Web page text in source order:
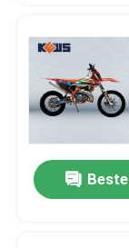
Ongeveer ons
Fabrieksreis